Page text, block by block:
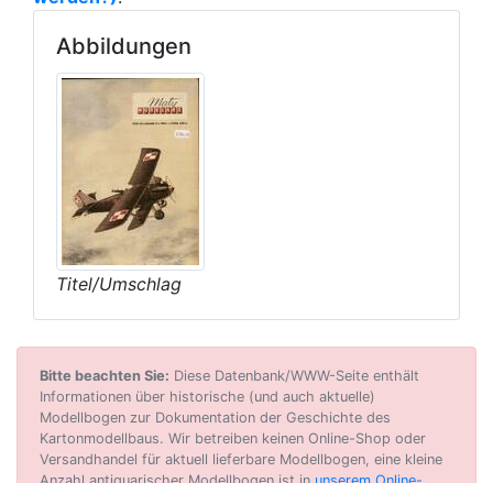
Abbildungen
Titel/Umschlag
Bitte beachten Sie: Diese Datenbank/WWW-Seite enthält
Informationen über historische (und auch aktuelle)
Modellbogen zur Dokumentation der Geschichte des
Kartonmodellbaus. Wir betreiben keinen Online-Shop oder
Versandhandel für aktuell lieferbare Modellbogen, eine kleine